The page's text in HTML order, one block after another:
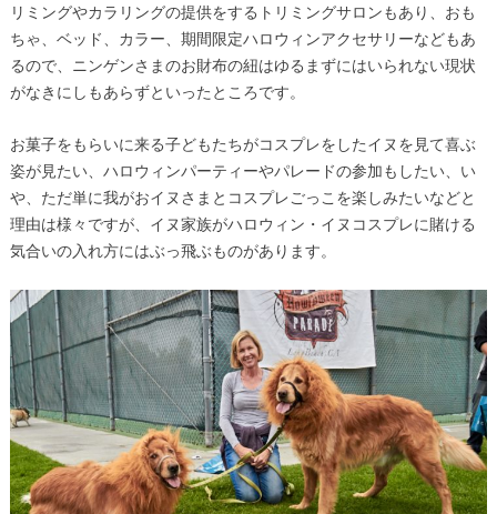
リミングやカラリングの提供をするトリミングサロンもあり、おも
ちゃ、ベッド、カラー、期間限定ハロウィンアクセサリーなどもあ
るので、ニンゲンさまのお財布の紐はゆるまずにはいられない現状
がなきにしもあらずといったところです。
お菓子をもらいに来る子どもたちがコスプレをしたイヌを見て喜ぶ
姿が見たい、ハロウィンパーティーやパレードの参加もしたい、い
や、ただ単に我がおイヌさまとコスプレごっこを楽しみたいなどと
理由は様々ですが、イヌ家族がハロウィン・イヌコスプレに賭ける
気合いの入れ方にはぶっ飛ぶものがあります。